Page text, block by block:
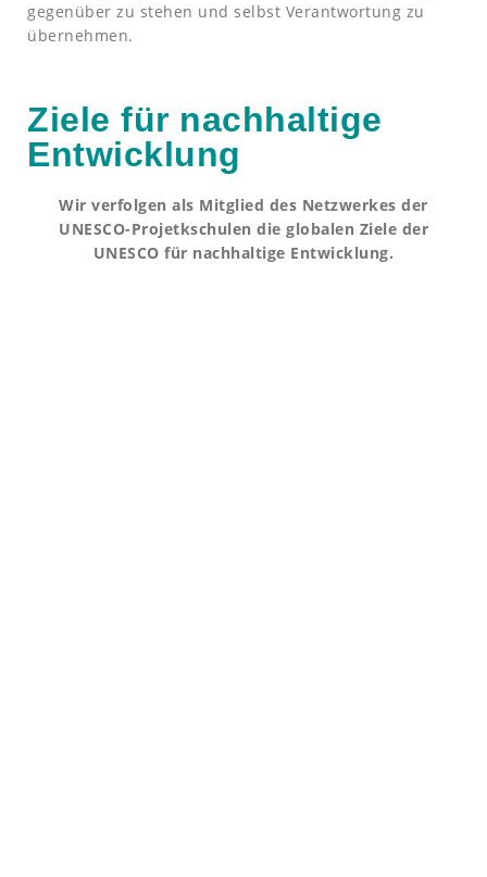
gegenüber zu stehen und selbst Verantwortung zu
übernehmen.
Ziele für nachhaltige
Entwicklung
Wir verfolgen als Mitglied des Netzwerkes der
UNESCO-Projetkschulen die globalen Ziele der
UNESCO für nachhaltige Entwicklung.